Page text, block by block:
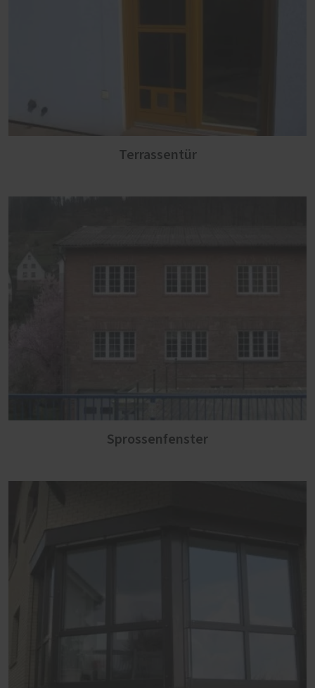
Terrassentür
Sprossenfenster